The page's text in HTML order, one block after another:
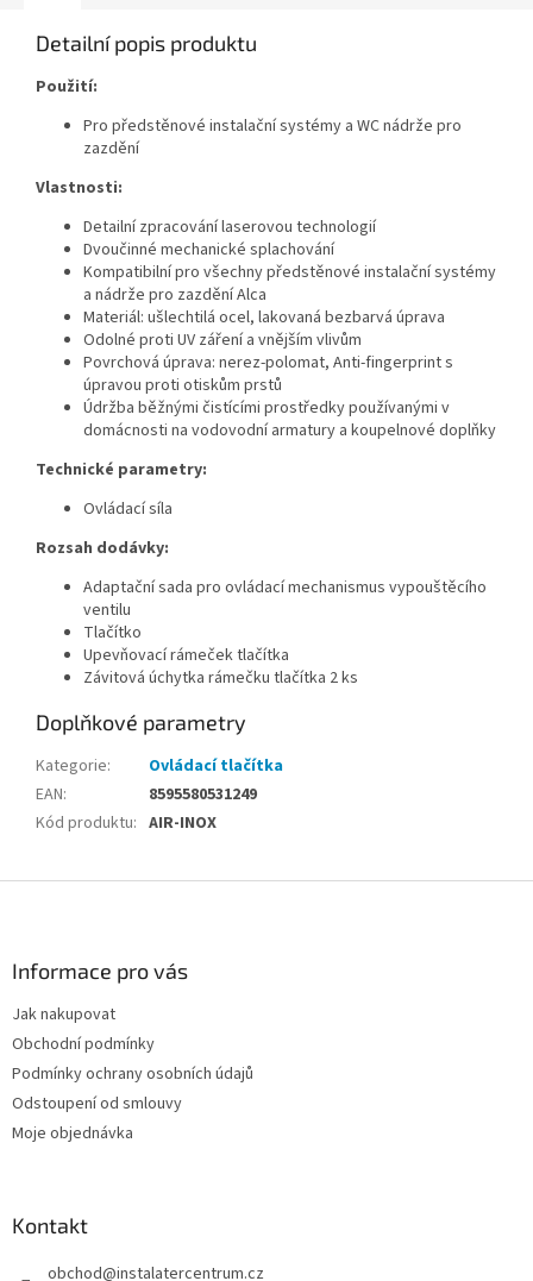
Detailní popis produktu
Použití:
Pro předstěnové instalační systémy a WC nádrže pro
zazdění
Vlastnosti:
Detailní zpracování laserovou technologií
Dvoučinné mechanické splachování
Kompatibilní pro všechny předstěnové instalační systémy
a nádrže pro zazdění Alca
Materiál: ušlechtilá ocel, lakovaná bezbarvá úprava
Odolné proti UV záření a vnějším vlivům
Povrchová úprava: nerez-polomat, Anti-fingerprint s
úpravou proti otiskům prstů
Údržba běžnými čistícími prostředky používanými v
domácnosti na vodovodní armatury a koupelnové doplňky
Technické parametry:
Ovládací síla
Rozsah dodávky:
Adaptační sada pro ovládací mechanismus vypouštěcího
ventilu
Tlačítko
Upevňovací rámeček tlačítka
Závitová úchytka rámečku tlačítka 2 ks
Doplňkové parametry
Kategorie:
Ovládací tlačítka
EAN:
8595580531249
Kód produktu: AIR-INOX
Informace pro vás
Jak nakupovat
Obchodní podmínky
Podmínky ochrany osobních údajů
Odstoupení od smlouvy
Moje objednávka
Kontakt
obchod@instalatercentrum.cz